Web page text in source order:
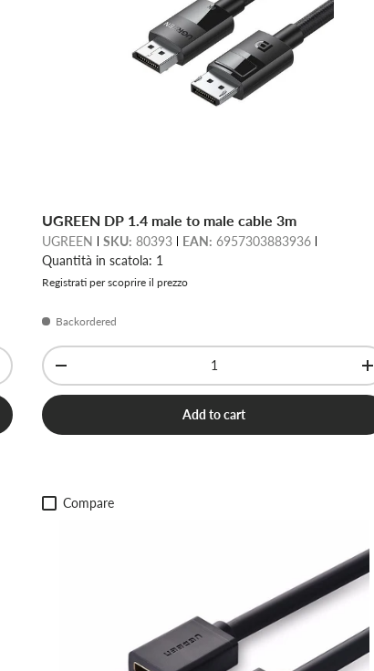
UGREEN DP 1.4 male to male cable 3m
UGREEN SKU: 80393 EAN: 6957303883936
Quantità in scatola: 1
Registrati per scoprire il prezzo
Backordered
Qty
-
+
Add to cart
Compare